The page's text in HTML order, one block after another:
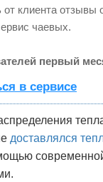
клиента отзывы
чаевых.
первый
в сервисе
доставлялся